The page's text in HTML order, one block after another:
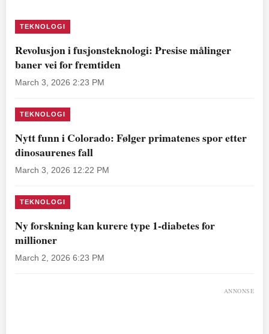
TEKNOLOGI
Revolusjon i fusjonsteknologi: Presise målinger
baner vei for fremtiden
March 3, 2026 2:23 PM
TEKNOLOGI
Nytt funn i Colorado: Følger primatenes spor etter
dinosaurenes fall
March 3, 2026 12:22 PM
TEKNOLOGI
Ny forskning kan kurere type 1-diabetes for
millioner
March 2, 2026 6:23 PM
ANNONSE